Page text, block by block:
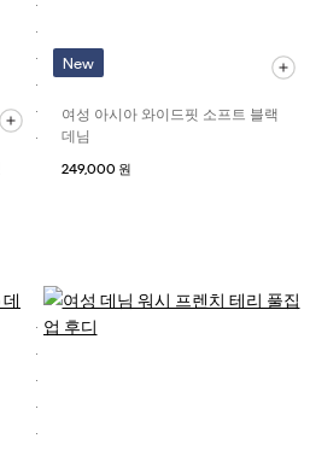
New
여성 아시아 와이드핏 소프트 블랙
데님
249,000 원